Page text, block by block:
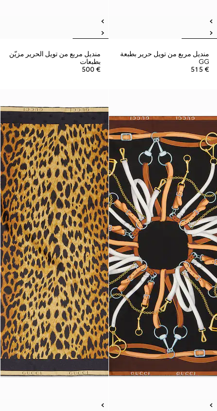
منديل مربع من تويل حرير بطبعة
GG
€ 515
منديل مربع من تويل الحرير مزيّن
بطبعات
€ 500